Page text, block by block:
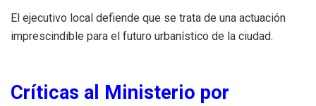
El ejecutivo local defiende que se trata de una actuación
imprescindible para el futuro urbanístico de la ciudad.
Críticas al Ministerio por